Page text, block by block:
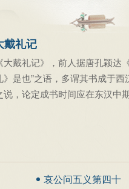
戴礼记
《大戴礼记》，前人据唐孔颖
》是也”之语，多谓其书成于
说，论定成书时间应在东汉中
哀公问五义第四十